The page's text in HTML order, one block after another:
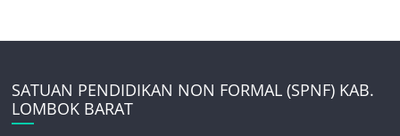
SATUAN PENDIDIKAN NON FORMAL (SPNF) KAB.
LOMBOK BARAT